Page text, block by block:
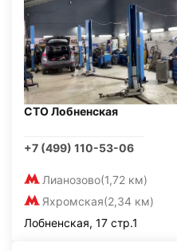
СТО Лобненская
+7 (499) 110-53-06
Лианозово(1,72 км)
Яхромская(2,34 км)
Лобненская, 17 стр.1